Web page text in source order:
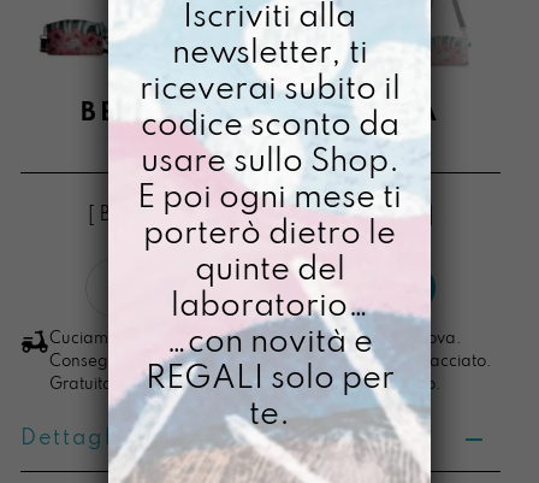
BERLINESE MAI PAURA
€ 68,00
[ Borse Borsa a tracolla: 14 x 24 x 6cm ]
Paura
quantità
LO VOGLIO
Cuciamo ogni ordine nel nostro laboratorio di Padova.
Consegna in 4/5 giorni lavorativi, pacco sempre tracciato.
Gratuita per ordini di importo superiore ai 100 euro.
Dettagli prodotto
Iscriviti alla
newsletter, ti
riceverai subito il
codice sconto da
usare sullo Shop.
E poi ogni mese ti
porterò dietro le
quinte del
laboratorio…
…con novità e
REGALI solo per
te.